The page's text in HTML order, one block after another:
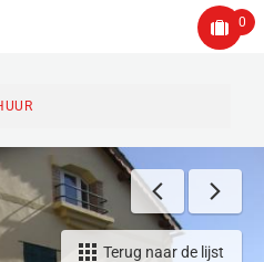
0
Terug naar de lijst